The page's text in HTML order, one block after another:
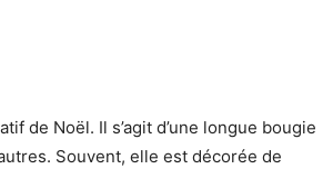
de Noël. Il s’agit d’une longue bougie
Souvent, elle est décorée de